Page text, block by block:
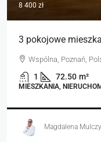
8 400 zł
3 pokojowe
Wspólna, Poznań,
1 72.50 m²
MIESZKANIA,
Magdalena